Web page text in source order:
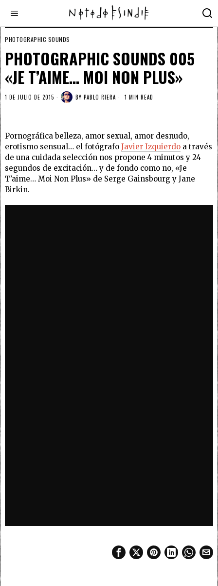
PHOTOGRAPHIC SOUNDS
PHOTOGRAPHIC SOUNDS 005
«JE T’AIME… MOI NON PLUS»
1 DE JULIO DE 2015 BY PABLO RIERA 1 MIN READ
Pornográfica belleza, amor sexual, amor desnudo,
erotismo sensual… el fotógrafo Javier Izquierdo a través
de una cuidada selección nos propone 4 minutos y 24
segundos de excitación… y de fondo como no, «Je
T’aime… Moi Non Plus» de Serge Gainsbourg y Jane
Birkin.